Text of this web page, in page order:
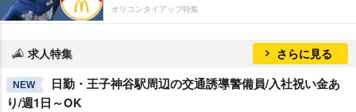
オリコンタイアップ特集
求人特集 さらに見る
NEW
日勤・王子神谷駅周辺の交通誘導警備員/入社祝い金あ
り/週1日～OK